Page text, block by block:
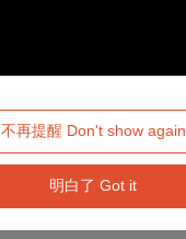
不再提醒 Don't show again
明白了 Got it